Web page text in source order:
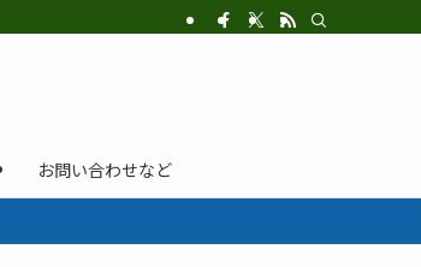
お問い合わせなど